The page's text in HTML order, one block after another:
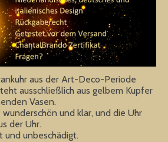
aus der Art-Deco-Periode
ausschließlich aus gelbem Kupfer
Vasen.
und klar, und die Uhr
der Uhr.
und unbeschädigt.